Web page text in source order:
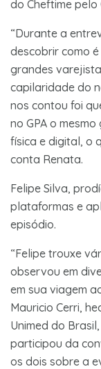
do Cheftime pelo
“Durante a
descobrir como
grandes
capilaridade do
nos contou foi
no GPA o
física e digital, o
conta Renata.
Felipe Silva,
plataformas e
episódio.
“Felipe trouxe
observou em
em sua viagem
Mauricio Cerri,
Unimed do
participou da
os dois sobre a